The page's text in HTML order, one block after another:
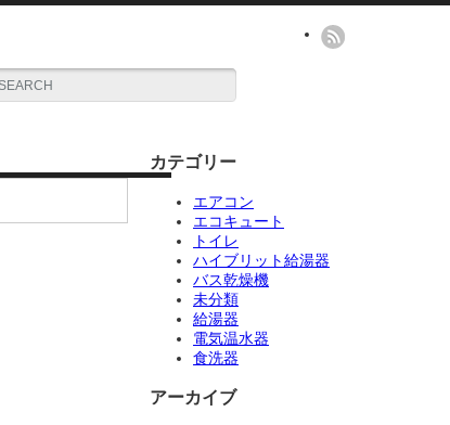
カテゴリー
エアコン
エコキュート
トイレ
ハイブリット給湯器
バス乾燥機
未分類
給湯器
電気温水器
食洗器
アーカイブ